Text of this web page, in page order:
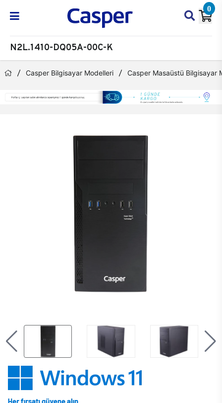
0
N2L.1410-DQ05A-00C-K
Casper Bilgisayar Modelleri Casper Masaüstü Bilgisayar